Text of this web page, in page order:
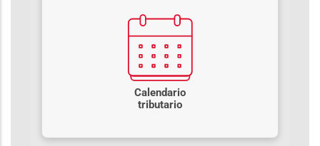
Calendario
tributario